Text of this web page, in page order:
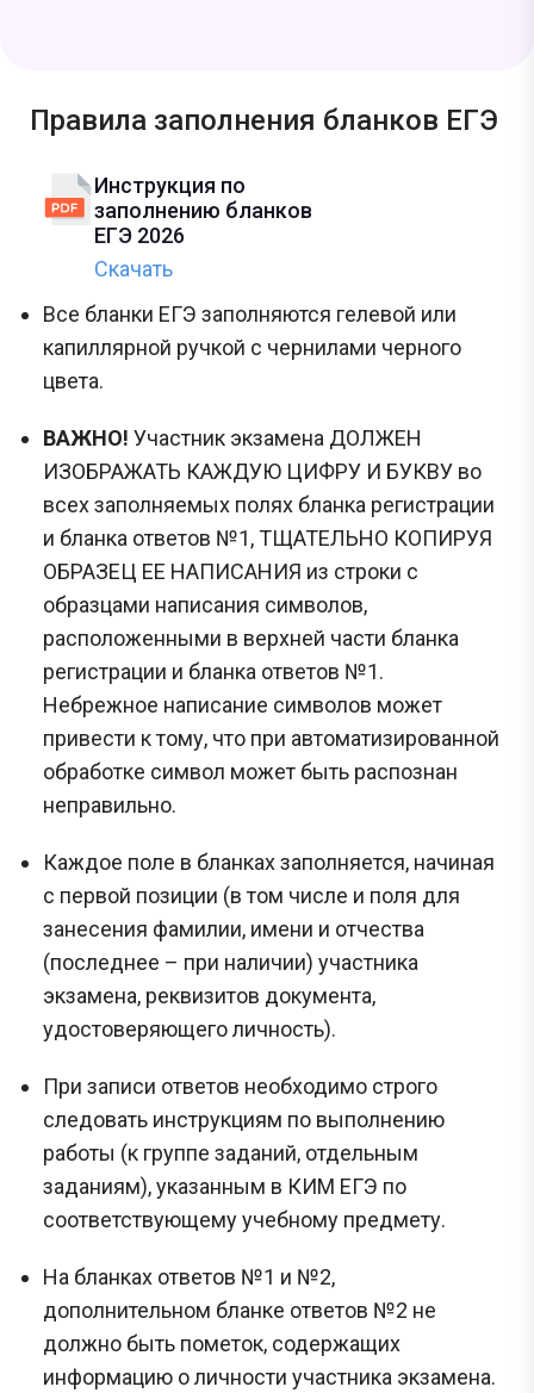
Правила заполнения бланков ЕГЭ
Инструкция по
заполнению бланков
ЕГЭ 2026
Скачать
Все бланки ЕГЭ заполняются гелевой или
капиллярной ручкой с чернилами черного
цвета.
ВАЖНО! Участник экзамена ДОЛЖЕН
ИЗОБРАЖАТЬ КАЖДУЮ ЦИФРУ И БУКВУ во
всех заполняемых полях бланка регистрации
и бланка ответов №1, ТЩАТЕЛЬНО КОПИРУЯ
ОБРАЗЕЦ ЕЕ НАПИСАНИЯ из строки с
образцами написания символов,
расположенными в верхней части бланка
регистрации и бланка ответов №1.
Небрежное написание символов может
привести к тому, что при автоматизированной
обработке символ может быть распознан
неправильно.
Каждое поле в бланках заполняется, начиная
с первой позиции (в том числе и поля для
занесения фамилии, имени и отчества
(последнее – при наличии) участника
экзамена, реквизитов документа,
удостоверяющего личность).
При записи ответов необходимо строго
следовать инструкциям по выполнению
работы (к группе заданий, отдельным
заданиям), указанным в КИМ ЕГЭ по
соответствующему учебному предмету.
На бланках ответов №1 и №2,
дополнительном бланке ответов №2 не
должно быть пометок, содержащих
информацию о личности участника экзамена.